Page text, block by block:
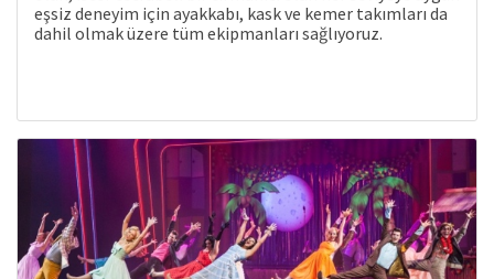
eşsiz deneyim için ayakkabı, kask ve kemer takımları da
dahil olmak üzere tüm ekipmanları sağlıyoruz.